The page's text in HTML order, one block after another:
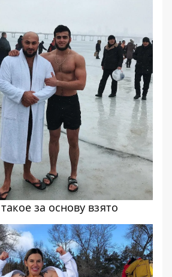
за основу взято